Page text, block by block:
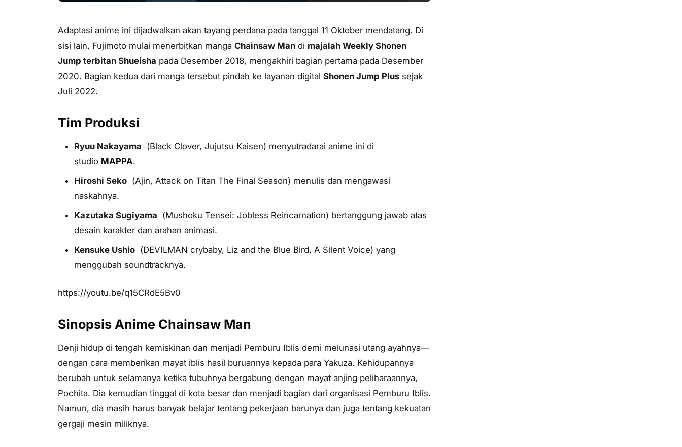
Adaptasi anime ini dijadwalkan akan tayang perdana pada tanggal 11 Oktober mendatang. Di
sisi lain, Fujimoto mulai menerbitkan manga Chainsaw Man di majalah Weekly Shonen
Jump terbitan Shueisha pada Desember 2018, mengakhiri bagian pertama pada Desember
2020. Bagian kedua dari manga tersebut pindah ke layanan digital Shonen Jump Plus sejak
Juli 2022.
Tim Produksi
Ryuu Nakayama (Black Clover, Jujutsu Kaisen) menyutradarai anime ini di
studio MAPPA.
Hiroshi Seko (Ajin, Attack on Titan The Final Season) menulis dan mengawasi
naskahnya.
Kazutaka Sugiyama (Mushoku Tensei: Jobless Reincarnation) bertanggung jawab atas
desain karakter dan arahan animasi.
Kensuke Ushio (DEVILMAN crybaby, Liz and the Blue Bird, A Silent Voice) yang
menggubah soundtracknya.
https://youtu.be/q15CRdE5Bv0
Sinopsis Anime Chainsaw Man
Denji hidup di tengah kemiskinan dan menjadi Pemburu Iblis demi melunasi utang ayahnya—
dengan cara memberikan mayat iblis hasil buruannya kepada para Yakuza. Kehidupannya
berubah untuk selamanya ketika tubuhnya bergabung dengan mayat anjing peliharaannya,
Pochita. Dia kemudian tinggal di kota besar dan menjadi bagian dari organisasi Pemburu Iblis.
Namun, dia masih harus banyak belajar tentang pekerjaan barunya dan juga tentang kekuatan
gergaji mesin miliknya.